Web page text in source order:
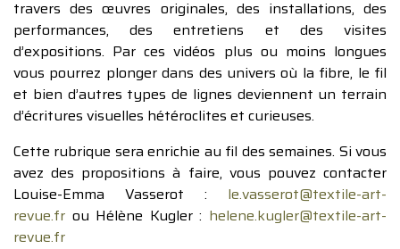
travers des œuvres originales, des installations, des
performances, des entretiens et des visites
d’expositions. Par ces vidéos plus ou moins longues
vous pourrez plonger dans des univers où la fibre, le fil
et bien d’autres types de lignes deviennent un terrain
d’écritures visuelles hétéroclites et curieuses.
Cette rubrique sera enrichie au fil des semaines. Si vous
avez des propositions à faire, vous pouvez contacter
Louise-Emma Vasserot : le.vasserot@textile-art-
revue.fr ou Hélène Kugler : helene.kugler@textile-art-
revue.fr